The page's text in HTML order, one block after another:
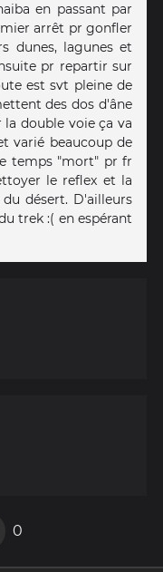
en passant par
arrêt pr gonfler
dunes, lagunes et
pr repartir sur
est svt pleine de
des dos d'âne
double voie ça va
varié beaucoup de
temps "mort" pr fr
le reflex et la
désert. D'ailleurs
trek :( en espérant
0